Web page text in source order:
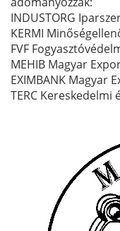
INDUSTORG
KERMI
FVF
MEHIB Magyar
EXIMBANK Magyar
TERC Kereskedelmi